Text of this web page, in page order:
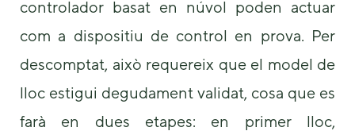
controlador basat en núvol poden actuar
com a dispositiu de control en prova. Per
descomptat, això requereix que el model de
lloc estigui degudament validat, cosa que es
farà en dues etapes: en primer lloc,